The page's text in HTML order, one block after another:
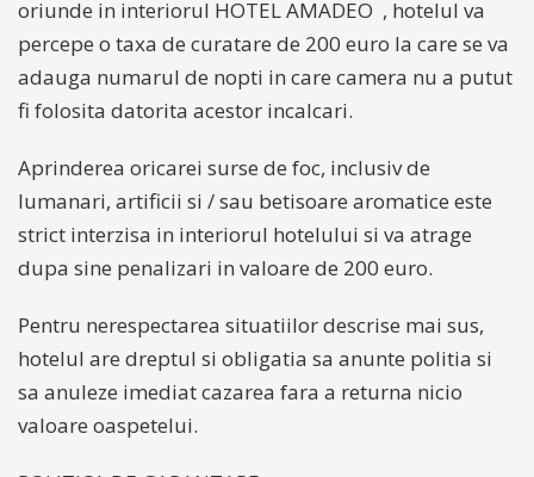
oriunde in interiorul HOTEL AMADEO , hotelul va
percepe o taxa de curatare de 200 euro la care se va
adauga numarul de nopti in care camera nu a putut
fi folosita datorita acestor incalcari.
Aprinderea oricarei surse de foc, inclusiv de
lumanari, artificii si / sau betisoare aromatice este
strict interzisa in interiorul hotelului si va atrage
dupa sine penalizari in valoare de 200 euro.
Pentru nerespectarea situatiilor descrise mai sus,
hotelul are dreptul si obligatia sa anunte politia si
sa anuleze imediat cazarea fara a returna nicio
valoare oaspetelui.